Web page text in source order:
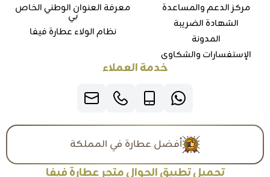
مركز الدعم والمساعدة
الشهادة الضريبة
المدونة
الإستفسارات والشكاوي
معرفة العنوان الوطني الخاص
بي
نظام الولاء عطارة فيفا
خدمة العملاء
أفضل عطارة في المملكة
تحميل تطبيق الجوال متجر عطارة فيفا